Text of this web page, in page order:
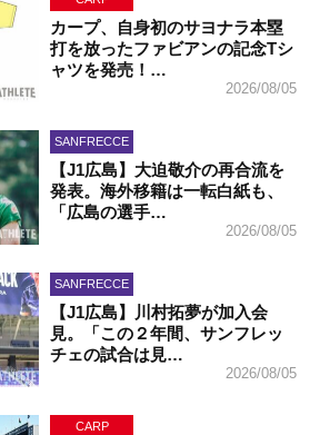
カープ、自身初のサヨナラ本塁
打を放ったファビアンの記念Tシ
ャツを発売！…
2026/08/05
SANFRECCE
【J1広島】大迫敬介の再合流を
発表。海外移籍は一転白紙も、
「広島の選手…
2026/08/05
SANFRECCE
【J1広島】川村拓夢が加入会
見。「この２年間、サンフレッ
チェの試合は見…
2026/08/05
CARP